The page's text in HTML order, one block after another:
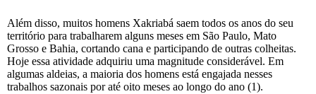
Além disso, muitos homens Xakriabá saem todos os anos do seu
território para trabalharem alguns meses em São Paulo, Mato
Grosso e Bahia, cortando cana e participando de outras colheitas.
Hoje essa atividade adquiriu uma magnitude considerável. Em
algumas aldeias, a maioria dos homens está engajada nesses
trabalhos sazonais por até oito meses ao longo do ano (1).